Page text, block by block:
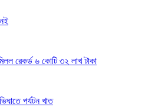
রেকর্ড ৬ কোটি ৩২ লাখ টাকা
পর্যটন খাত